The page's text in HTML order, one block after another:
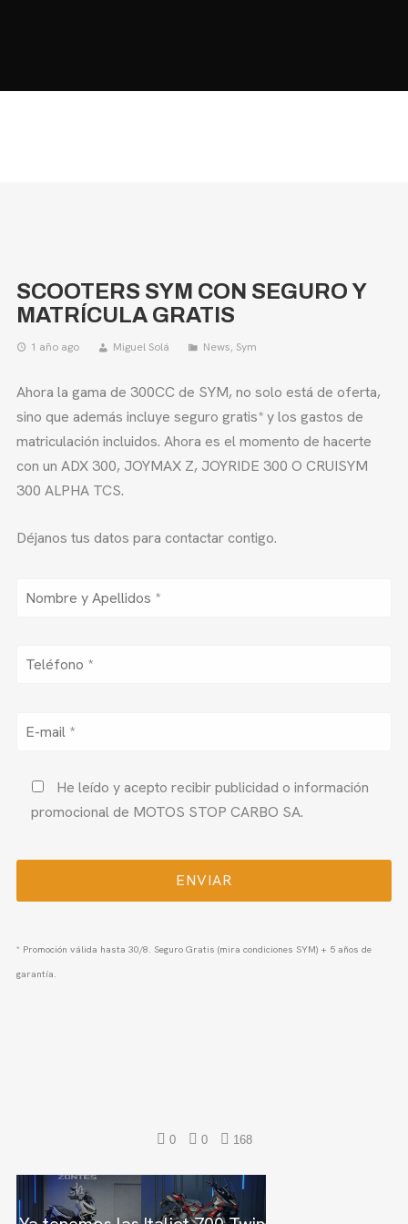
SCOOTERS SYM CON SEGURO Y
MATRÍCULA GRATIS
1 año ago Miguel Solá News, Sym
Ahora la gama de 300CC de SYM, no solo está de oferta,
sino que además incluye seguro gratis* y los gastos de
matriculación incluidos. Ahora es el momento de hacerte
con un ADX 300, JOYMAX Z, JOYRIDE 300 O CRUISYM
300 ALPHA TCS.
Déjanos tus datos para contactar contigo.
He leído y acepto recibir publicidad o información
promocional de MOTOS STOP CARBO SA.
* Promoción válida hasta 30/8. Seguro Gratis (mira condiciones SYM) + 5 años de
garantía.
0 0 168
La KOVE
350RR aterriza